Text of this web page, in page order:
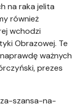
na raka jelita
również
wchodzi
Obrazowej. Te
ważnych
prezes
szansa-na-